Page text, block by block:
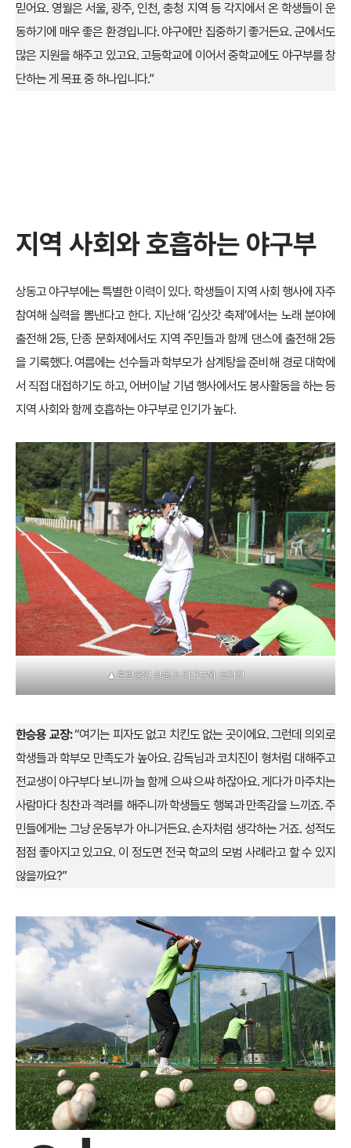
믿어요. 영월은 서울, 광주, 인천, 충청 지역 등 각지에서 온 학생들이 운
동하기에 매우 좋은 환경입니다. 야구에만 집중하기 좋거든요. 군에서도
많은 지원을 해주고 있고요. 고등학교에 이어서 중학교에도 야구부를 창
단하는 게 목표 중 하나입니다.”
지역 사회와 호흡하는 야구부
상동고 야구부에는 특별한 이력이 있다. 학생들이 지역 사회 행사에 자주
참여해 실력을 뽐낸다고 한다. 지난해 ‘김삿갓 축제’에서는 노래 분야에
출전해 2등, 단종 문화제에서도 지역 주민들과 함께 댄스에 출전해 2등
을 기록했다. 여름에는 선수들과 학부모가 삼계탕을 준비해 경로 대학에
서 직접 대접하기도 하고, 어버이날 기념 행사에서도 봉사활동을 하는 등
지역 사회와 함께 호흡하는 야구부로 인기가 높다.
▲훈련중인 상동고 야구부와 코치진
한승용 교장:“여기는 피자도 없고 치킨도 없는 곳이에요. 그런데 의외로
학생들과 학부모 만족도가 높아요. 감독님과 코치진이 형처럼 대해주고
전교생이 야구부다 보니까 늘 함께 으쌰 으쌰 하잖아요. 게다가 마주치는
사람마다 칭찬과 격려를 해주니까 학생들도 행복과 만족감을 느끼죠. 주
민들에게는 그냥 운동부가 아니거든요. 손자처럼 생각하는 거죠. 성적도
점점 좋아지고 있고요. 이 정도면 전국 학교의 모범 사례라고 할 수 있지
않을까요?”